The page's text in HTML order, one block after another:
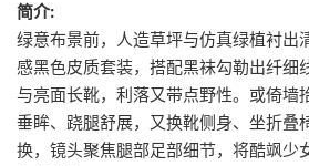
简介:
绿意布景前，人造草坪与仿真绿植衬出
感黑色皮质套装，搭配黑袜勾勒出纤细
与亮面长靴，利落又带点野性。或倚墙
垂眸、跷腿舒展，又换靴侧身、坐折叠
换，镜头聚焦腿部足部细节，将酷飒少